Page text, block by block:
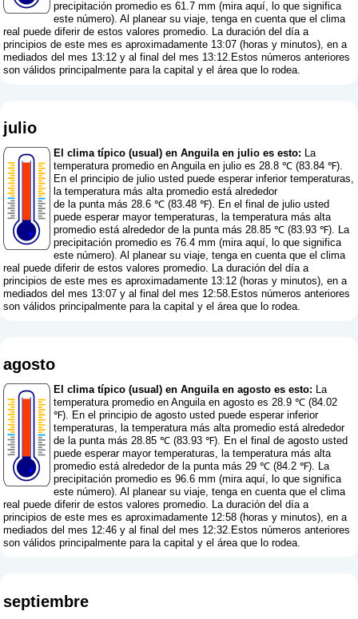
precipitación promedio es 61.7 mm (mira aquí, lo que significa
este número). Al planear su viaje, tenga en cuenta que el clima
real puede diferir de estos valores promedio. La duración del día a
principios de este mes es aproximadamente 13:07 (horas y minutos), en a
mediados del mes 13:12 y al final del mes 13:12.Estos números anteriores
son válidos principalmente para la capital y el área que lo rodea.
julio
El clima típico (usual) en Anguila en julio es esto: La
temperatura promedio en Anguila en julio es 28.8 ℃ (83.84 ℉).
En el principio de julio usted puede esperar inferior temperaturas,
la temperatura más alta promedio está alrededor
de la punta más 28.6 ℃ (83.48 ℉). En el final de julio usted
puede esperar mayor temperaturas, la temperatura más alta
promedio está alrededor de la punta más 28.85 ℃ (83.93 ℉). La
precipitación promedio es 76.4 mm (mira aquí, lo que significa
este número). Al planear su viaje, tenga en cuenta que el clima
real puede diferir de estos valores promedio. La duración del día a
principios de este mes es aproximadamente 13:12 (horas y minutos), en a
mediados del mes 13:07 y al final del mes 12:58.Estos números anteriores
son válidos principalmente para la capital y el área que lo rodea.
agosto
El clima típico (usual) en Anguila en agosto es esto: La
temperatura promedio en Anguila en agosto es 28.9 ℃ (84.02
℉). En el principio de agosto usted puede esperar inferior
temperaturas, la temperatura más alta promedio está alrededor
de la punta más 28.85 ℃ (83.93 ℉). En el final de agosto usted
puede esperar mayor temperaturas, la temperatura más alta
promedio está alrededor de la punta más 29 ℃ (84.2 ℉). La
precipitación promedio es 96.6 mm (mira aquí, lo que significa
este número). Al planear su viaje, tenga en cuenta que el clima
real puede diferir de estos valores promedio. La duración del día a
principios de este mes es aproximadamente 12:58 (horas y minutos), en a
mediados del mes 12:46 y al final del mes 12:32.Estos números anteriores
son válidos principalmente para la capital y el área que lo rodea.
septiembre